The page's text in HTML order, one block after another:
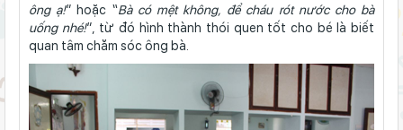
ông ạ!” hoặc “Bà có mệt không, để cháu rót nước cho bà
uống nhé!”, từ đó hình thành thói quen tốt cho bé là biết
quan tâm chăm sóc ông bà.